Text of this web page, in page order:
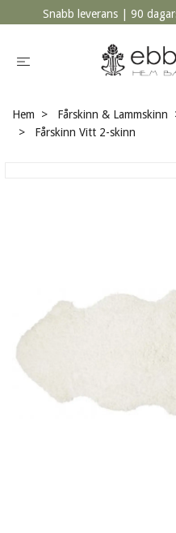
Snabb leverans | 90
Hem Fårskinn & Lammskinn
Fårskinn Vitt 2-skinn